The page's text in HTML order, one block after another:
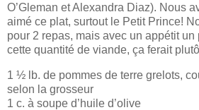
O’Gleman et Alexandra Diaz). Nous
aimé ce plat, surtout le Petit Prince!
pour 2 repas, mais avec un appétit
cette quantité de viande, ça ferait
1 ½ lb. de pommes de terre grelots,
selon la grosseur
1 c. à soupe d’huile d’olive